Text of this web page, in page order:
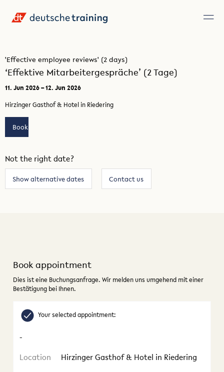
'Effective employee reviews' (2 days)
‘Effektive Mitarbeitergespräche’ (2 Tage)
11. Jun 2026 – 12. Jun 2026
Hirzinger Gasthof & Hotel in Riedering
Book
Not the right date?
Show alternative dates Contact us
Book appointment
Dies ist eine Buchungsanfrage. Wir melden uns umgehend mit einer
Bestätigung bei Ihnen.
Your selected appointment:
-
Location
Hirzinger Gasthof & Hotel in Riedering